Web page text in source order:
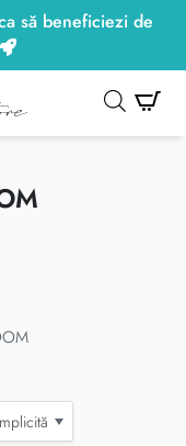
250lei
să beneficiezi de